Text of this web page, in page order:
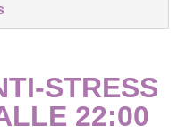
STRESS
22:00